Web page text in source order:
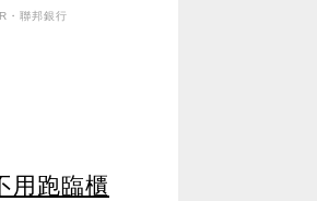
・聯邦銀行
用跑臨櫃